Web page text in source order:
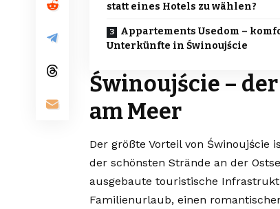
statt eines Hotels zu wählen?
Appartements Usedom –
Unterkünfte in Świnoujście
Świnoujście –
am Meer
Der größte Vorteil von Świnoujście
der schönsten Strände an der
ausgebaute touristische
Familienurlaub, einen